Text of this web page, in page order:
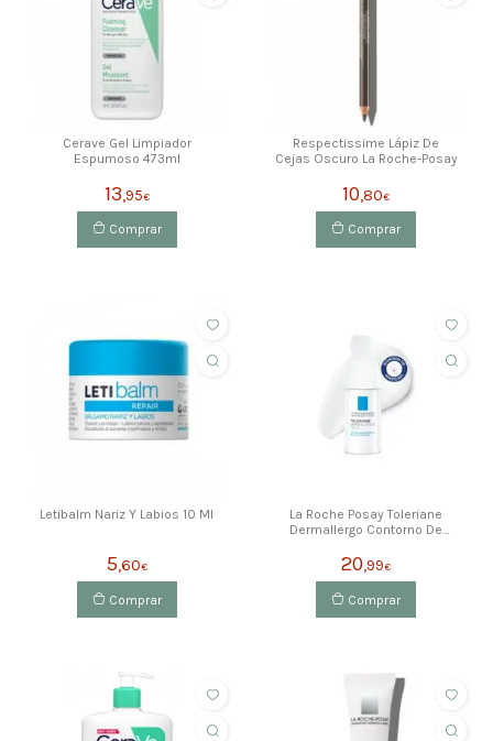
Cerave Gel Limpiador
Espumoso 473ml
13,95€
Comprar
Respectissime Lápiz De
Cejas Oscuro La Roche-Posay
10,80€
Comprar
Letibalm Nariz Y Labios 10 Ml
5,60€
Comprar
La Roche Posay Toleriane
Dermallergo Contorno De
20,99€
Comprar